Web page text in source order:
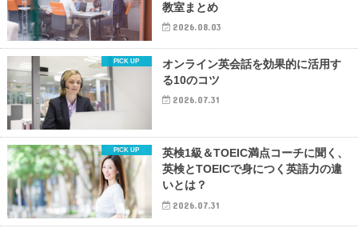
教室まとめ
2026.08.03
オンライン英会話を効果的に活用す
る10のコツ
2026.07.31
英検1級＆TOEIC満点コーチに聞く、
英検とTOEICで身につく英語力の違
いとは？
2026.07.31